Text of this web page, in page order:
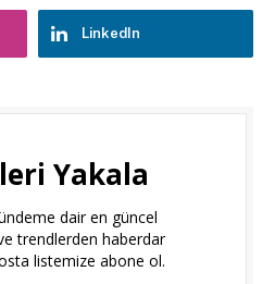
LinkedIn
Yakala
dair en güncel
trendlerden haberdar
listemize abone ol.